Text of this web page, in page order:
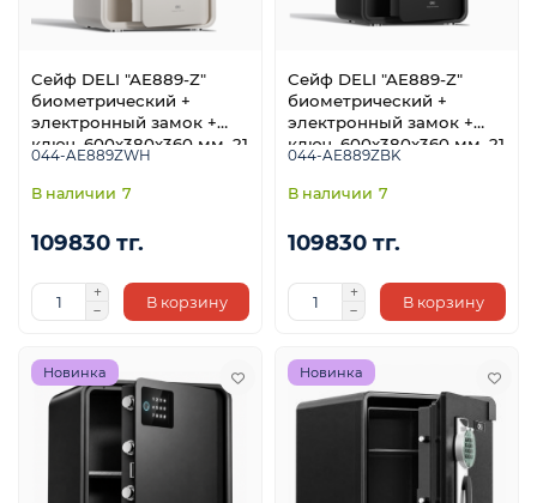
Сейф DELI "AE889-Z"
биометрический +
электронный замок +
ключ, 600х380х360 мм, 21
кг, белый
044-AE889ZWH
7
109830 тг.
В корзину
Сейф DELI "AE889-Z"
биометрический +
электронный замок +
ключ, 600х380х360 мм, 21
кг, черный
044-AE889ZBK
7
109830 тг.
В корзину
Новинка Новинка